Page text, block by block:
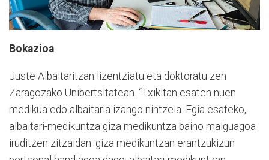
Bokazioa
Juste Albaitaritzan lizentziatu eta doktoratu zen
Zaragozako Unibertsitatean. “Txikitan esaten nuen
medikua edo albaitaria izango nintzela. Egia esateko,
albaitari-medikuntza giza medikuntza baino malguagoa
iruditzen zitzaidan: giza medikuntzan erantzukizun